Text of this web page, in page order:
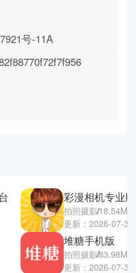
号-11A
彩漫相机专业版
拍照摄影18.54M
更新：2026-07-31
堆糖手机版
拍照摄影83.98M
更新：2026-07-30